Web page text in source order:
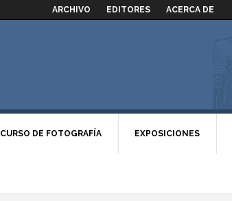
ARCHIVO EDITORES ACERCA DE
CURSO DE FOTOGRAFÍA EXPOSICIONES